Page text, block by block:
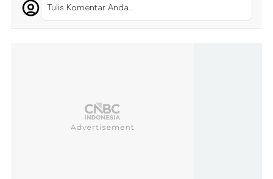
Tulis Komentar Anda...